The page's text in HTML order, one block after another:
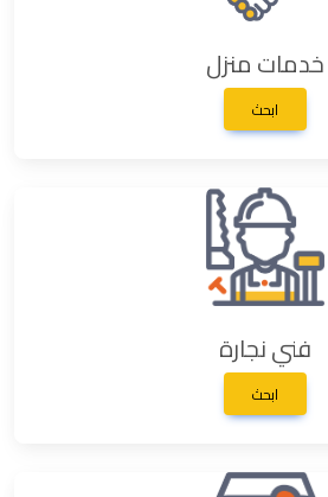
خدمات منزل
ابحث
فني نجارة
ابحث